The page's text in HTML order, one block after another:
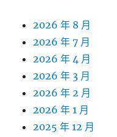
2026 年 8 月
2026 年 7 月
2026 年 4 月
2026 年 3 月
2026 年 2 月
2026 年 1 月
2025 年 12 月